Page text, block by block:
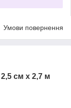
Умови повернення
2,5 см х 2,7 м